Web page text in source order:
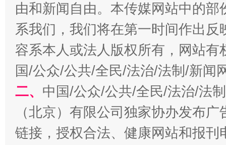
由和新闻自由。本传媒网站中的
系我们，我们将在第一时间作出
容系本人或法人版权所有，网站
国/公众/公共/全民/法治/法制/新闻
二、 中国/公众/公共/全民/法治/法
（北京）有限公司独家协办发布
链接，授权合法、健康网站和报